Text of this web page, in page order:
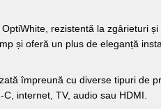
rezistentă la zgârieturi și
și oferă un plus de eleganță
împreună cu diverse tipuri de
internet, TV, audio sau HDMI.